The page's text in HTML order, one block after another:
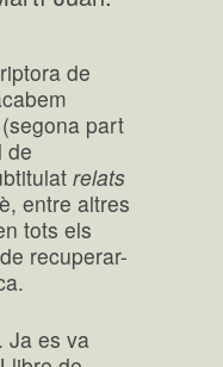
de
(segona part
de
relats
entre altres
tots els
recuperar-
Ja es va